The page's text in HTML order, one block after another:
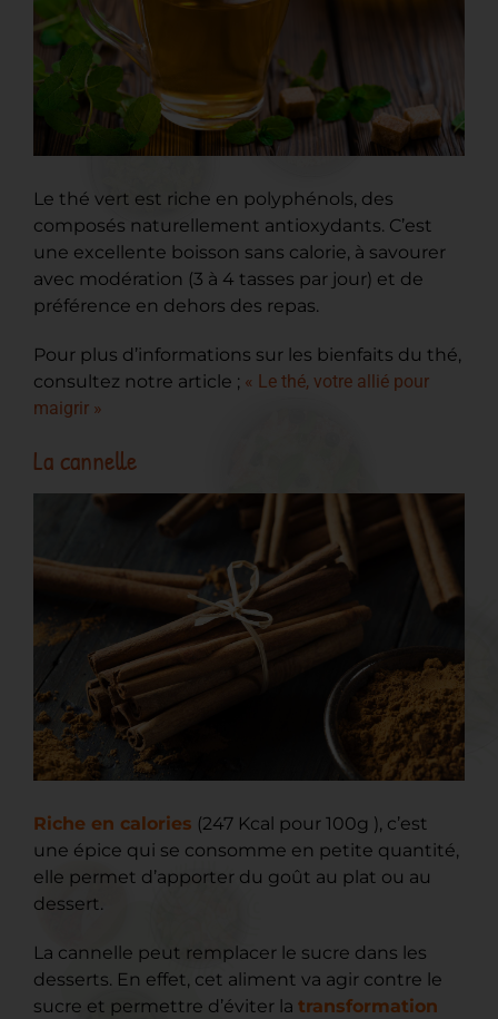
Le thé vert est riche en polyphénols, des
composés naturellement antioxydants. C’est
une excellente boisson sans calorie, à savourer
avec modération (3 à 4 tasses par jour) et de
préférence en dehors des repas.
Pour plus d’informations sur les bienfaits du thé,
consultez notre article ; « Le thé, votre allié pour
maigrir »
La cannelle
Riche en calories (247 Kcal pour 100g ), c’est
une épice qui se consomme en petite quantité,
elle permet d’apporter du goût au plat ou au
dessert.
La cannelle peut remplacer le sucre dans les
desserts. En effet, cet aliment va agir contre le
sucre et permettre d’éviter la transformation